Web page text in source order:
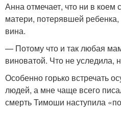
Анна отмечает, что ни в коем
матери, потерявшей ребенка,
вина.
— Потому что и так любая
виноватой. Что не уследила,
Особенно горько встречать
людей, а мне чаще всего
смерть Тимоши наступила